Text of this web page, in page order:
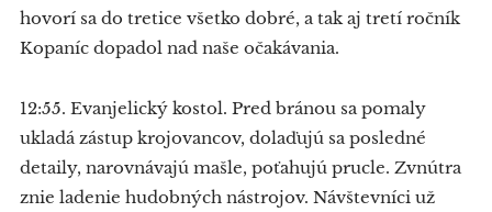
hovorí sa do tretice všetko dobré, a tak aj tretí ročník
Kopaníc dopadol nad naše očakávania.
12:55. Evanjelický kostol. Pred bránou sa pomaly
ukladá zástup krojovancov, dolaďujú sa posledné
detaily, narovnávajú mašle, poťahujú prucle. Zvnútra
znie ladenie hudobných nástrojov. Návštevníci už